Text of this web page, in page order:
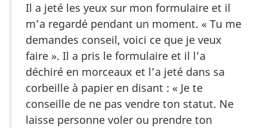
Il a jeté les yeux sur mon formulaire et il
m’a regardé pendant un moment. « Tu me
demandes conseil, voici ce que je veux
faire ». Il a pris le formulaire et il l’a
déchiré en morceaux et l’a jeté dans sa
corbeille à papier en disant : « Je te
conseille de ne pas vendre ton statut. Ne
laisse personne voler ou prendre ton